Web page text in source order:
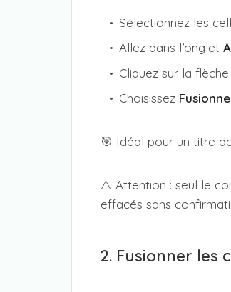
Sélectionnez les
Allez dans l’onglet
Cliquez sur la
Choisissez
🎯 Idéal pour un titre
⚠️ Attention : seul le
effacés sans
2. Fusionner les